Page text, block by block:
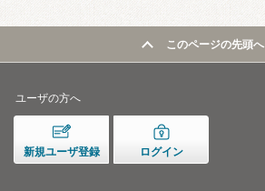
このページの先頭へ
ユーザの方へ
新規ユーザ登録 ログイン